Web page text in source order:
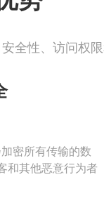
全性、访问权
密所有传输的数
和其他恶意行为者